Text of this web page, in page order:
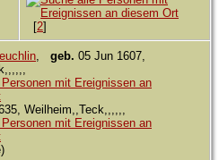
[2]
geb. 05 Jun 1607,
Weilheim,,Teck,,,,,,